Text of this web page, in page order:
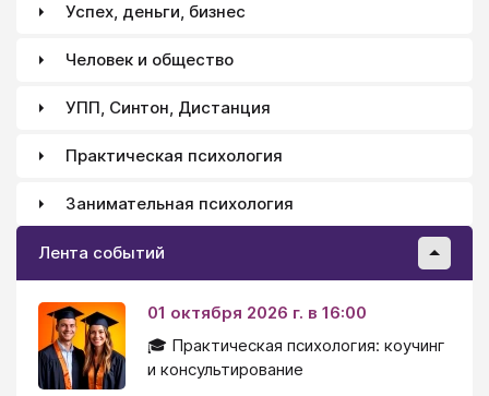
Успех, деньги, бизнес
Человек и общество
УПП, Синтон, Дистанция
Практическая психология
Занимательная психология
Лента событий
01 октября 2026 г. в 16:00
🎓 Практическая психология: коучинг
и консультирование